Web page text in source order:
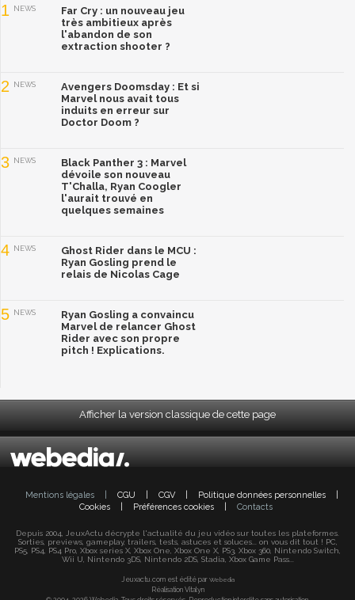
1 NEWS
Far Cry : un nouveau jeu
très ambitieux après
l'abandon de son
extraction shooter ?
2 NEWS
Avengers Doomsday : Et si
Marvel nous avait tous
induits en erreur sur
Doctor Doom ?
3 NEWS
Black Panther 3 : Marvel
dévoile son nouveau
T'Challa, Ryan Coogler
l'aurait trouvé en
quelques semaines
4 NEWS
Ghost Rider dans le MCU :
Ryan Gosling prend le
relais de Nicolas Cage
5 NEWS
Ryan Gosling a convaincu
Marvel de relancer Ghost
Rider avec son propre
pitch ! Explications.
Afficher la version classique de cette page
Mentions légales CGU CGV Politique données personnelles
Cookies
Préférences cookies Contacts
Depuis 2004, JeuxActu décrypte l'actualité du jeu vidéo sur toutes les plateformes.
Sorties, previews, gameplay, trailers, tests, astuces et soluces... on vous dit tout ! PC,
PS5, PS4, PS4 Pro, Xbox series X, Xbox One, Xbox One X, PS3, Xbox 360, Nintendo Switch,
Wii U, Nintendo 3DS, Nintendo 2DS, Stadia, Xbox Game Pass...
Jeuxactu.com est édité par Webedia
Réalisation Vitalyn